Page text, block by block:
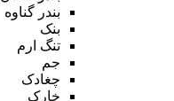
بندر گناوه
بنک
تنگ ارم
جم
چغادک
خارک